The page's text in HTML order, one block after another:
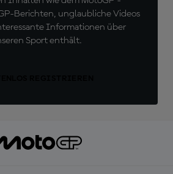
Berichten, unglaubliche Videos
Informationen über
Sport enthält.